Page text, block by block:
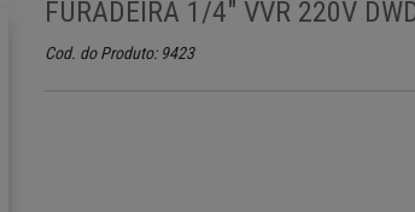
FURADEIRA 1/4" VVR 220V
Cod. do Produto: 9423